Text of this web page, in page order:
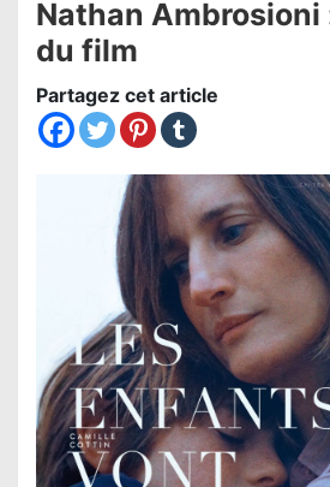
Nathan
du film
Partagez cet article